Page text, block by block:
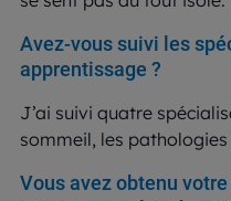
Avez-vous suivi les
apprentissage ?
J’ai suivi quatre
sommeil, les pathologies
Vous avez obtenu